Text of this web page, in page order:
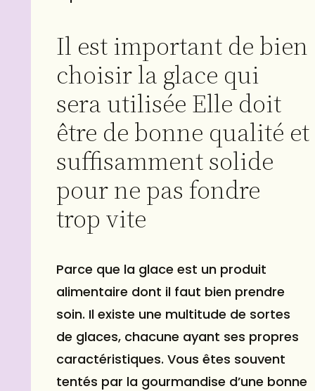
Il est important de bien
choisir la glace qui
sera utilisée Elle doit
être de bonne qualité et
suffisamment solide
pour ne pas fondre
trop vite
Parce que la glace est un produit
alimentaire dont il faut bien prendre
soin. Il existe une multitude de sortes
de glaces, chacune ayant ses propres
caractéristiques. Vous êtes souvent
tentés par la gourmandise d’une bonne